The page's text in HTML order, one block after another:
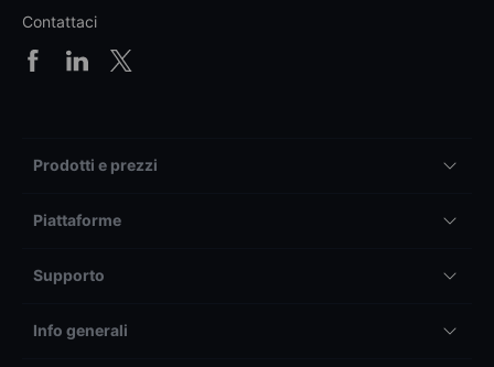
Contattaci
Prodotti e prezzi
Piattaforme
Supporto
Info generali